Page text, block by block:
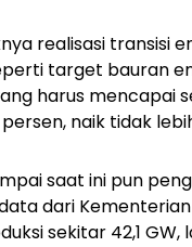
realisasi transisi
target bauran
harus mencapai
persen, naik tidak
saat ini pun
dari
sekitar 42,1 GW,